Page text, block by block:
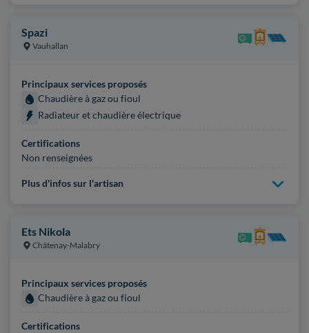
Spazi
Vauhallan
Principaux services proposés
Chaudière à gaz ou fioul
Radiateur et chaudière électrique
Certifications
Non renseignées
Plus d'infos sur l'artisan
Ets Nikola
Châtenay-Malabry
Principaux services proposés
Chaudière à gaz ou fioul
Certifications